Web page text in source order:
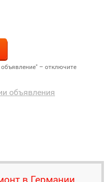
объявление" – отключите
объявления